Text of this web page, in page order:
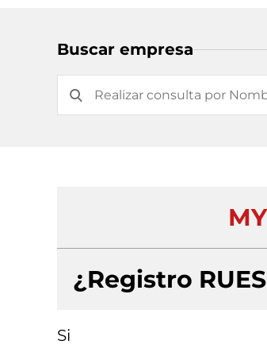
Buscar empresa
¿Registro
Si